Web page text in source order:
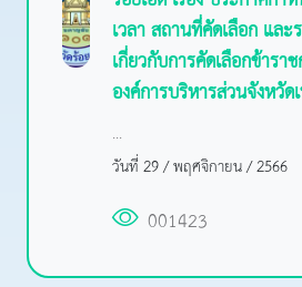
เวลา สถานที่คัดเลือก และ
เกี่ยวกับการคัดเลือกข้ารา
องค์การบริหารส่วนจังหวัด
...
วันที่ 29 / พฤศจิกายน / 2566
001423